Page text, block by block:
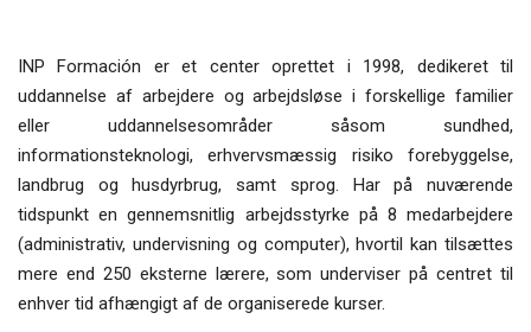
INP Formación er et center oprettet i 1998, dedikeret til
uddannelse af arbejdere og arbejdsløse i forskellige familier
eller uddannelsesområder såsom sundhed,
informationsteknologi, erhvervsmæssig risiko forebyggelse,
landbrug og husdyrbrug, samt sprog. Har på nuværende
tidspunkt en gennemsnitlig arbejdsstyrke på 8 medarbejdere
(administrativ, undervisning og computer), hvortil kan tilsættes
mere end 250 eksterne lærere, som underviser på centret til
enhver tid afhængigt af de organiserede kurser.